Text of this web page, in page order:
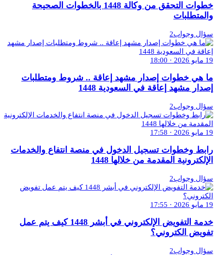
خطوات التحقق من وكالة 1448 بالخطوات الصحيحة
والمتطلبات
سؤال وجواب2
19 مايو 2026 · 18:00
ما هي خطوات إصدار مشهد إعاقة .. شروط ومتطلبات
إصدار مشهد إعاقة في السعودية 1448
سؤال وجواب2
19 مايو 2026 · 17:58
رابط وخطوات تسجيل الدخول في منصة انتفاع والخدمات
الإلكترونية المقدمة من خلالها 1448
سؤال وجواب2
19 مايو 2026 · 17:55
خدمة التفويض الإلكتروني في أبشر 1448 كيف يتم عمل
تفويض الكتروني؟
سؤال وجواب2